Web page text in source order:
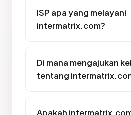
ISP apa yang melayani
intermatrix.com?
Di mana mengajukan
tentang
Apakah